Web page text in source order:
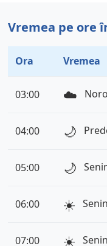
Vremea pe ore
Ora Vremea
03:00 ☁️
04:00 🌙
05:00 🌙
06:00 ☀️ Senin
07:00 ☀️ Senin